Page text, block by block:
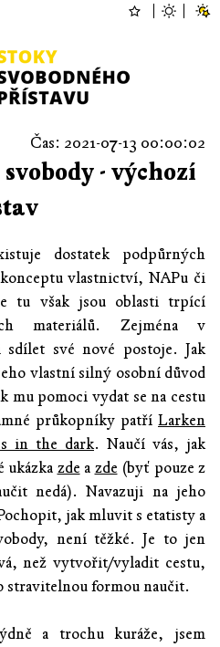
Čas: 2021-07-13 00:00:02
- výchozí
dostatek podpůrných
vlastnictví, NAPu či
tu však jsou oblasti trpící
materiálů. Zejména v
své nové postoje. Jak
vlastní silný osobní důvod
mu pomoci vydat se na cestu
průkopníky patří Larken
in the dark. Naučí vás, jak
ukázka zde a zde (byť pouze z
nedá). Navazuji na jeho
jak mluvit s etatisty a
není těžké. Je to jen
než vytvořit/vyladit cestu,
stravitelnou formou naučit.
a trochu kuráže, jsem